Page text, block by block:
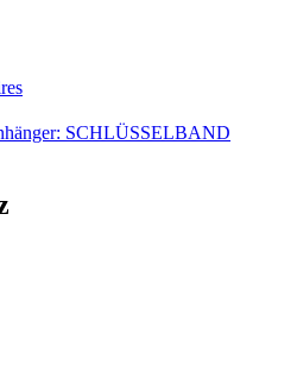
SCHLÜSSELBAND